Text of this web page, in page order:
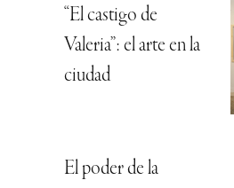
“El castigo de
Valeria”: el arte en la
ciudad
El poder de la